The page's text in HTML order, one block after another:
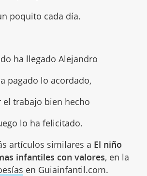
poquito cada día.
ha llegado Alejandro
pagado lo acordado,
el trabajo bien hecho
lo ha felicitado.
artículos similares a El niño
infantiles con valores, en la
en Guiainfantil.com.